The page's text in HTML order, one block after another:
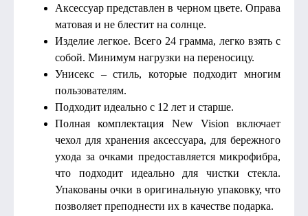
Аксессуар представлен в черном цвете. Оправа
матовая и не блестит на солнце.
Изделие легкое. Всего 24 грамма, легко взять с
собой. Минимум нагрузки на переносицу.
Унисекс – стиль, которые подходит многим
пользователям.
Подходит идеально с 12 лет и старше.
Полная комплектация New Vision включает
чехол для хранения аксессуара, для бережного
ухода за очками предоставляется микрофибра,
что подходит идеально для чистки стекла.
Упакованы очки в оригинальную упаковку, что
позволяет преподнести их в качестве подарка.